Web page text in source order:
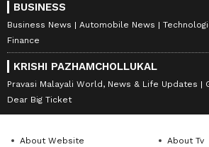
BUSINESS
Business News Automobile News
Finance
KRISHI PAZHAMCHOLLUKAL
Pravasi Malayali World, News & Life Updates
Dear Big Ticket
About Website
About Tv